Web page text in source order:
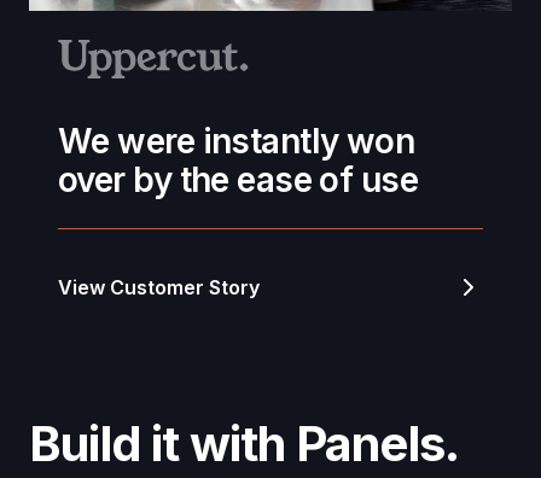
We were instantly won
over by the ease of use
View Customer Story
Build it with Panels.